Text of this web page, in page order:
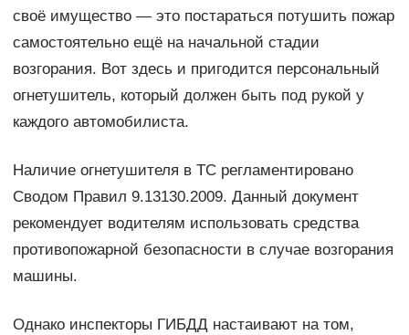
своё имущество — это постараться потушить пожар
самостоятельно ещё на начальной стадии
возгорания. Вот здесь и пригодится персональный
огнетушитель, который должен быть под рукой у
каждого автомобилиста.
Наличие огнетушителя в ТС регламентировано
Сводом Правил 9.13130.2009. Данный документ
рекомендует водителям использовать средства
противопожарной безопасности в случае возгорания
машины.
Однако инспекторы ГИБДД настаивают на том,